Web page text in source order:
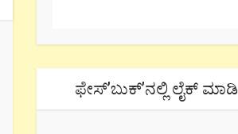
ಫೇಸ್’ಬುಕ್’ನಲ್ಲಿ ಲೈಕ್ ಮಾಡಿ